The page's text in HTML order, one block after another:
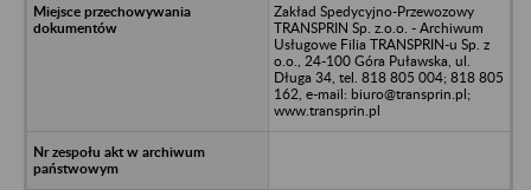
Zakład Spedycyjno-Przewozowy
TRANSPRIN Sp. z.o.o. - Archiwum
Usługowe Filia TRANSPRIN-u Sp. z
o.o., 24-100 Góra Puławska, ul.
Długa 34, tel. 818 805 004; 818 805
162, e-mail: biuro@transprin.pl;
www.transprin.pl